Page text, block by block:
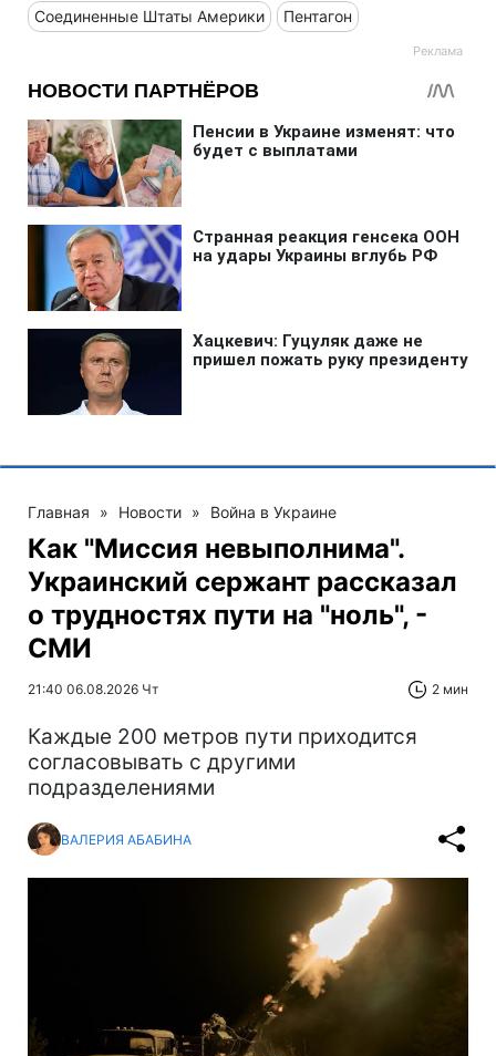
Соединенные Штаты Америки Пентагон
Главная » Новости » Война в Украине
Как "Миссия невыполнима".
Украинский сержант рассказал
о трудностях пути на "ноль", -
СМИ
21:40 06.08.2026 Чт 2 мин
Каждые 200 метров пути приходится
согласовывать с другими
подразделениями
ВАЛЕРИЯ АБАБИНА